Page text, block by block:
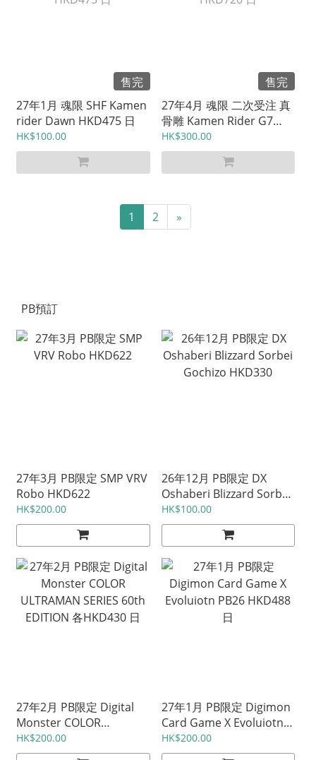
售完
27年1月 魂限 SHF Kamen
rider Dawn HKD475 日
HK$100.00
售完
27年4月 魂限 二次受注 真
骨雕 Kamen Rider G7
HKD720 日
HK$300.00
1 2 »
PB預訂
27年3月 PB限定 SMP VRV
Robo HKD622
HK$200.00
26年12月 PB限定 DX
Oshaberi Blizzard Sorbei
Gochizo HKD330
HK$100.00
27年2月 PB限定 Digital
Monster COLOR
ULTRAMAN SERIES 60th
EDITION 各HKD430 日
HK$200.00
27年1月 PB限定 Digimon
Card Game X Evoluiotn
PB26 HKD488 日
HK$200.00